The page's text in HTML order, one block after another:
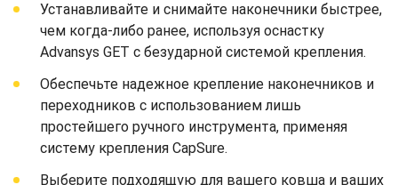
Устанавливайте и снимайте наконечники быстрее,
чем когда-либо ранее, используя оснастку
Advansys GET с безударной системой крепления.
Обеспечьте надежное крепление наконечников и
переходников с использованием лишь
простейшего ручного инструмента, применяя
систему крепления CapSure.
Выберите подходящую для вашего ковша и ваших